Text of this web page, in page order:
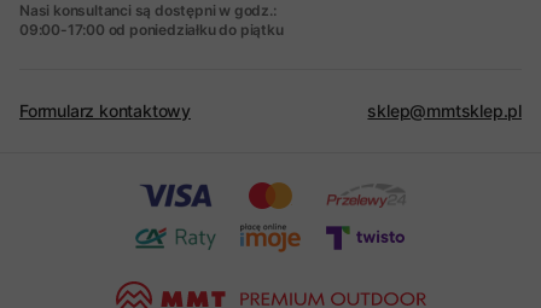
Nasi konsultanci są dostępni w godz.:
09:00-17:00 od poniedziałku do piątku
Formularz kontaktowy sklep@mmtsklep.pl